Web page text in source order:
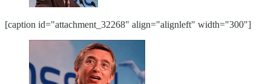
[caption id="attachment_32268" align="alignleft" width="300"]